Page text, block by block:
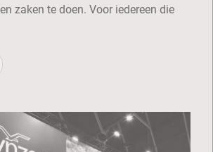
zaken te doen. Voor iedereen die
HORECAVA 2027